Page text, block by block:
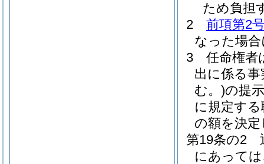
ため負担
2
前項第2
なった場
3
任命権者
出に係る
む。)の提
に規定す
の額を決
第19条の2
にあって